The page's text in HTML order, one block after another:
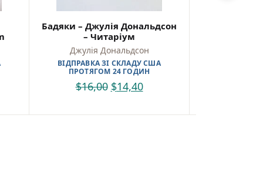
Бадяки – Джулія Дональдсон
– Читаріум
Джулія Дональдсон
ВІДПРАВКА ЗІ СКЛАДУ США
ПРОТЯГОМ 24 ГОДИН
$16,00 $14,40